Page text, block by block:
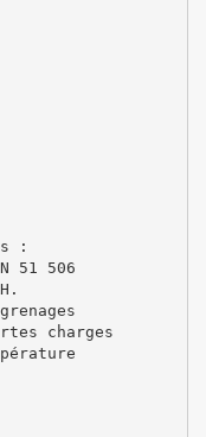
:
51 506
charges